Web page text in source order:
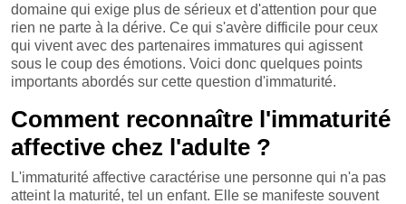
domaine qui exige plus de sérieux et d'attention pour que
rien ne parte à la dérive. Ce qui s'avère difficile pour ceux
qui vivent avec des partenaires immatures qui agissent
sous le coup des émotions. Voici donc quelques points
importants abordés sur cette question d'immaturité.
Comment reconnaître l'immaturité
affective chez l'adulte ?
L'immaturité affective caractérise une personne qui n'a pas
atteint la maturité, tel un enfant. Elle se manifeste souvent